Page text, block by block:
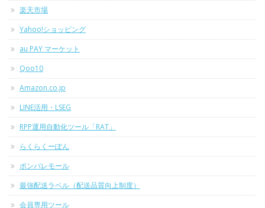
楽天市場
Yahoo!ショッピング
au PAY マーケット
Qoo10
Amazon.co.jp
LINE活用・LSEG
RPP運用自動化ツール「RAT」
らくらくーぽん
ポンパレモール
最強配送ラベル（配送品質向上制度）
会員専用ツール